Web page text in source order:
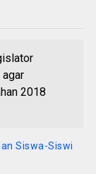
2018
Siswa-Siswi